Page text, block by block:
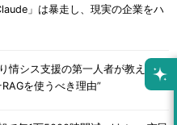
」は暴走し、現実の企業をハ
情シス支援の第一人者が教え
を使うべき理由”